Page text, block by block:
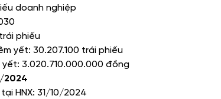
doanh nghiệp
phiếu
yết: 30.207.100 trái phiếu
3.020.710.000.000 đồng
2024
HNX: 31/10/2024